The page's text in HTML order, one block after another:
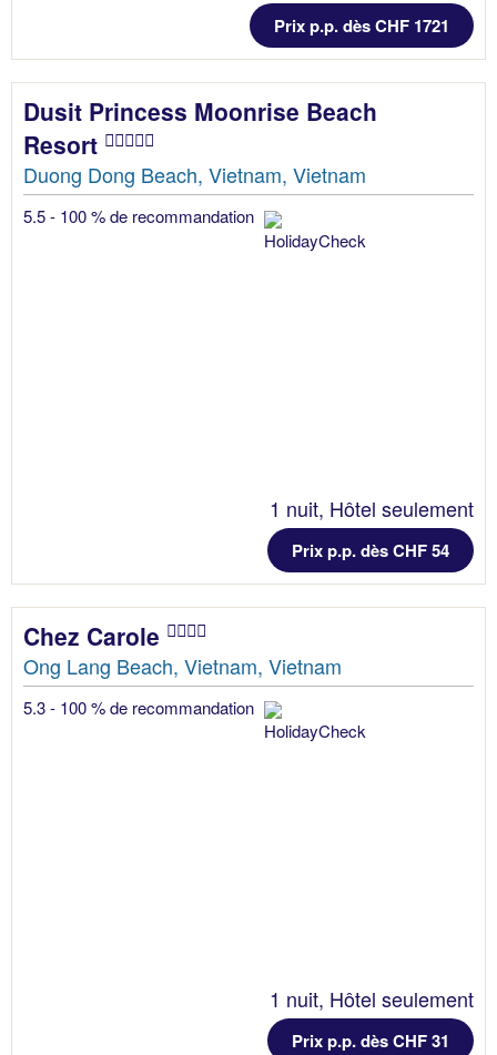
Prix p.p. dès CHF 1721
Dusit Princess Moonrise Beach
Resort
Duong Dong Beach, Vietnam, Vietnam
5.5 - 100 % de recommandation
1 nuit, Hôtel seulement
Prix p.p. dès CHF 54
Chez Carole
Ong Lang Beach, Vietnam, Vietnam
5.3 - 100 % de recommandation
1 nuit, Hôtel seulement
Prix p.p. dès CHF 31